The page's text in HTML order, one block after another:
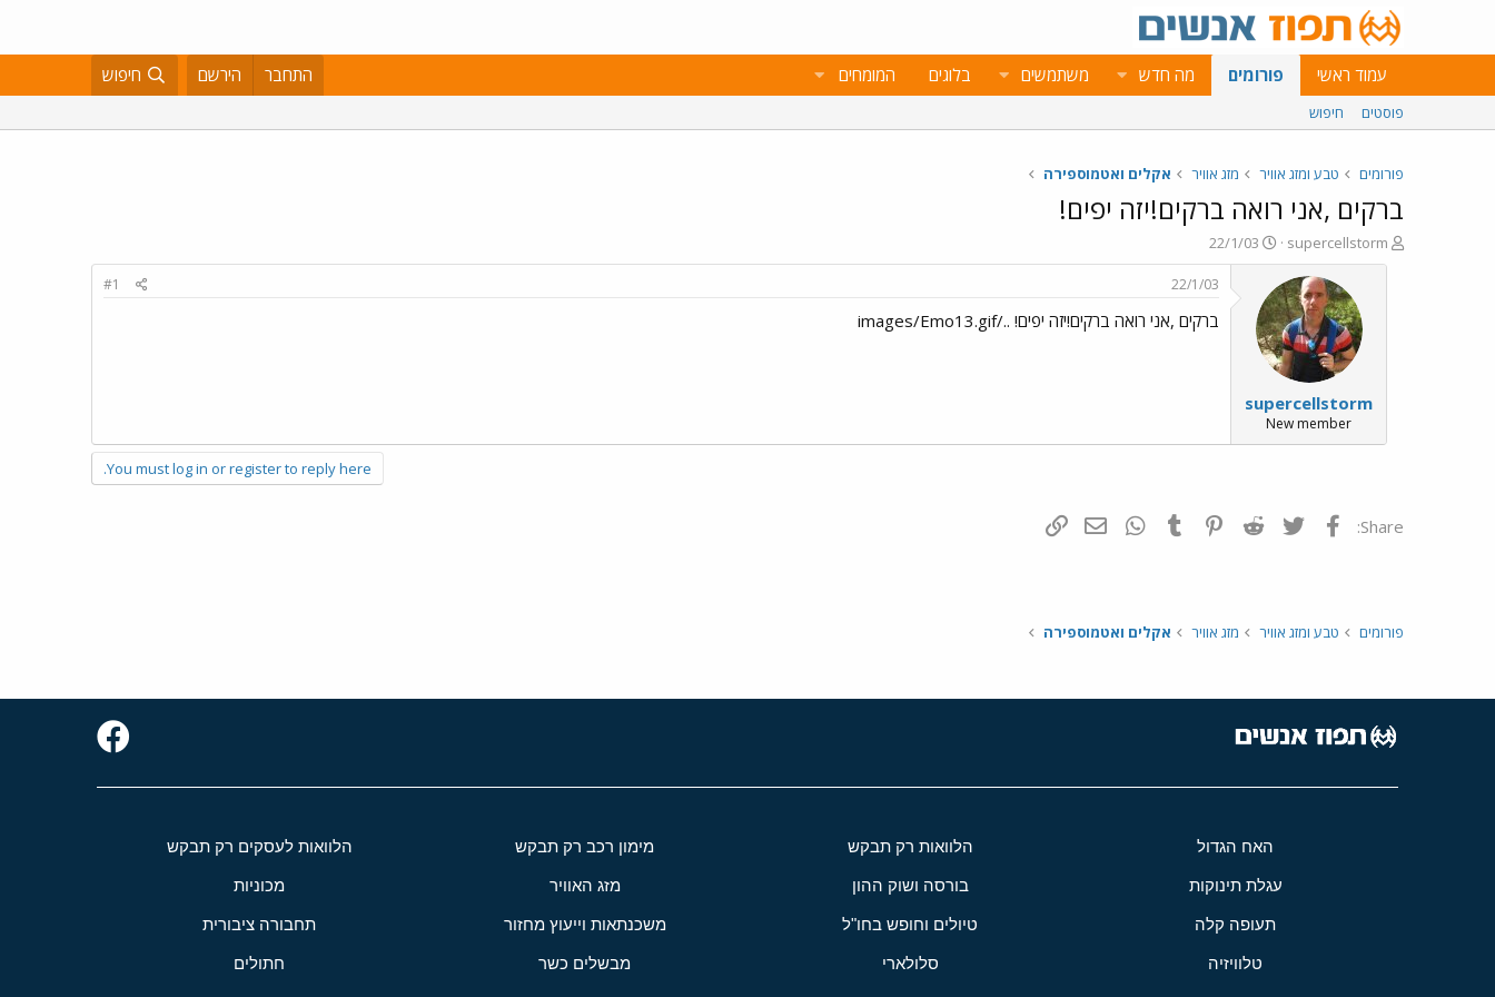
עמוד ראשי פורומים מה חדש משתמשים בלוגים המומחים התחבר הירשם חיפוש
פוסטים חיפוש
פורומים טבע ומזג אוויר מזג אוויר אקלים ואטמוספירה
ברקים ,אני רואה ברקים!יזה יפים!
פ
ו
supercellstorm
פ
ו
ם
ב
ר
ך
22/1/03
supercellstorm
New member
22/1/03
#1
ברקים ,אני רואה ברקים!יזה יפים! ../images/Emo13.gif
You must log in or register to reply here.
Share: פייסבוק Twitter
Reddit
Pinterest
Tumblr
WhatsAppדואר אלקטרוני
פורומים טבע ומזג אוויר מזג אוויר אקלים ואטמוספירה
האח הגדול הלוואות רק תבקש מימון רכב רק תבקש הלוואות לעסקים רק תבקש
עגלת תינוקות בורסה ושוק ההון מזג האוויר מכוניות
תעופה קלה טיולים וחופש בחו"ל משכנתאות וייעוץ מחזור תחבורה ציבורית
טלוויזיה סלולארי מבשלים כשר חתולים